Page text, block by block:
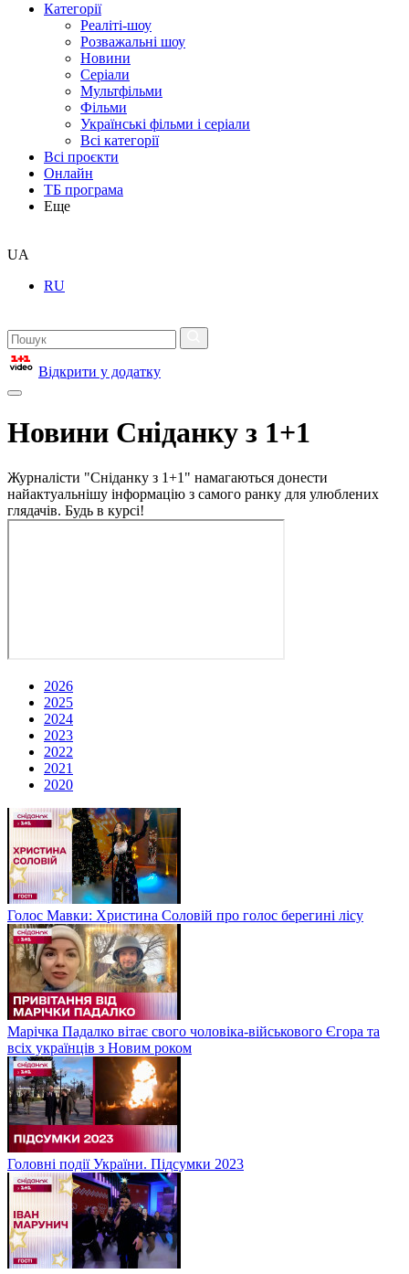
Категорії
Реаліті-шоу
Розважальні шоу
Новини
Серіали
Мультфільми
Фільми
Українські фільми і серіали
Всі категорії
Всі проєкти
Онлайн
ТБ програма
Еще
UA
RU
Відкрити у додатку
Новини Сніданку з 1+1
Журналісти "Сніданку з 1+1" намагаються донести
найактуальнішу інформацію з самого ранку для улюблених
глядачів. Будь в курсі!
2026
2025
2024
2023
2022
2021
2020
Голос Мавки: Христина Соловій про голос берегині лісу
Марічка Падалко вітає свого чоловіка-військового Єгора та
всіх українців з Новим роком
Головні події України. Підсумки 2023